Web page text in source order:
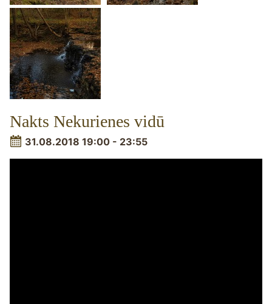
Nakts Nekurienes vidū
31.08.2018 19:00 - 23:55